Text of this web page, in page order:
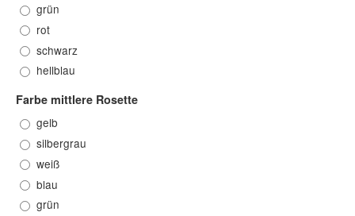
grün
rot
schwarz
hellblau
Farbe mittlere Rosette
gelb
silbergrau
weiß
blau
grün